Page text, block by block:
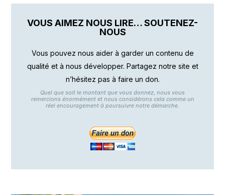
VOUS AIMEZ NOUS LIRE… SOUTENEZ-
NOUS
Vous pouvez nous aider à garder un contenu de
qualité et à nous développer. Partagez notre site et
n’hésitez pas à faire un don.
Quel que soit le montant que vous donnez, nous vous
remercions énormément et nous considérons cela comme un
réel encouragement à poursuivre notre démarche.